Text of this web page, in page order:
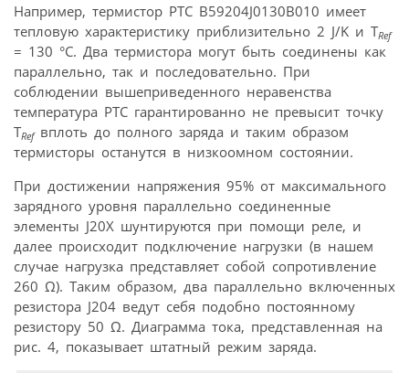
Например, термистор PTC B59204J0130B010 имеет
тепловую характеристику приблизительно 2 J/K и TRef
= 130 °C. Два термистора могут быть соединены как
параллельно, так и последовательно. При
соблюдении вышеприведенного неравенства
температура PTC гарантированно не превысит точку
TRefвплоть до полного заряда и таким образом
термисторы останутся в низкоомном состоянии.
При достижении напряжения 95% от максимального
зарядного уровня параллельно соединенные
элементы J20X шунтируются при помощи реле, и
далее происходит подключение нагрузки (в нашем
случае нагрузка представляет собой сопротивление
260 Ω). Таким образом, два параллельно включенных
резистора J204 ведут себя подобно постоянному
резистору 50 Ω. Диаграмма тока, представленная на
рис. 4, показывает штатный режим заряда.